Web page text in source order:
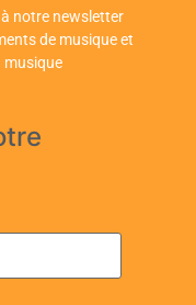
notre newsletter
de musique et
musique